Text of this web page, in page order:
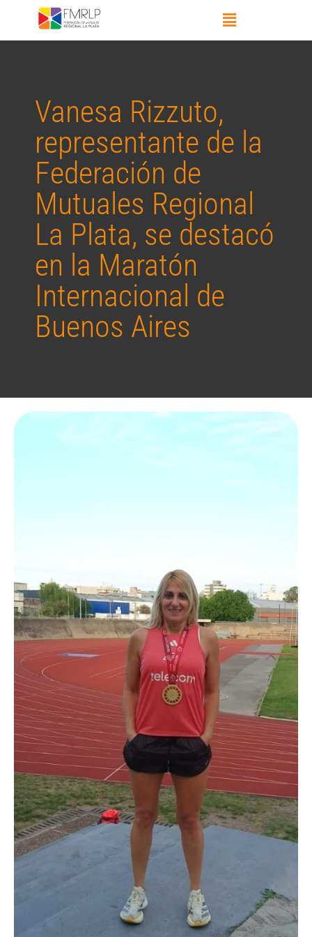
Vanesa Rizzuto,
representante de la
Federación de
Mutuales Regional
La Plata, se destacó
en la Maratón
Internacional de
Buenos Aires